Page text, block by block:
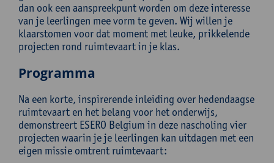
dan ook een aanspreekpunt worden om deze interesse
van je leerlingen mee vorm te geven. Wij willen je
klaarstomen voor dat moment met leuke, prikkelende
projecten rond ruimtevaart in je klas.
Programma
Na een korte, inspirerende inleiding over hedendaagse
ruimtevaart en het belang voor het onderwijs,
demonstreert ESERO Belgium in deze nascholing vier
projecten waarin je je leerlingen kan uitdagen met een
eigen missie omtrent ruimtevaart: